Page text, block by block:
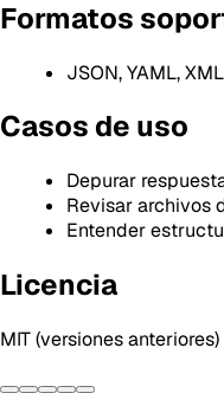
Formatos
JSON, YAML,
Casos de uso
Depurar
Revisar archivos
Entender
Licencia
MIT (versiones